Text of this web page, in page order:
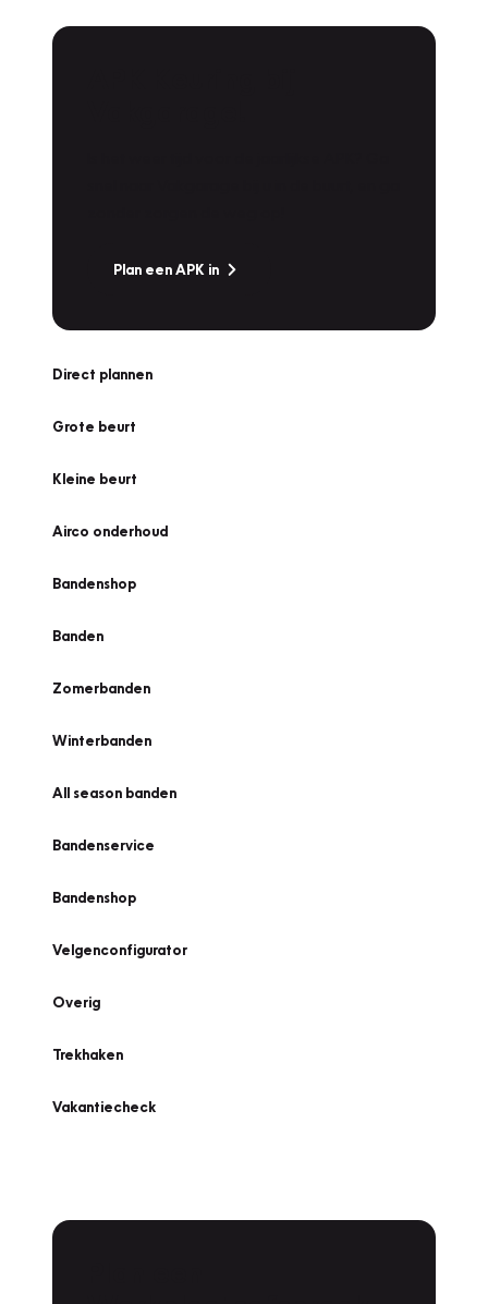
Plan een APK in
Direct plannen
Grote beurt
Kleine beurt
Airco onderhoud
Bandenshop
Banden
Zomerbanden
Winterbanden
All season banden
Bandenservice
Bandenshop
Velgenconfigurator
Overig
Trekhaken
Vakantiecheck